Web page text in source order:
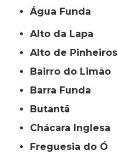
Água Funda
Alto da Lapa
Alto de Pinheiros
Bairro do Limão
Barra Funda
Butantã
Chácara Inglesa
Freguesia do Ó